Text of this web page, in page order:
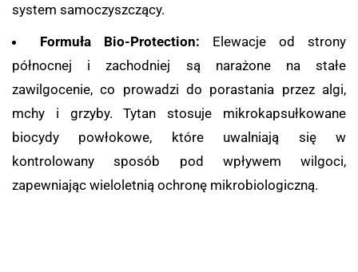
system samoczyszczący.
Formuła Bio-Protection: Elewacje od strony
północnej i zachodniej są narażone na stałe
zawilgocenie, co prowadzi do porastania przez algi,
mchy i grzyby. Tytan stosuje mikrokapsułkowane
biocydy powłokowe, które uwalniają się w
kontrolowany sposób pod wpływem wilgoci,
zapewniając wieloletnią ochronę mikrobiologiczną.